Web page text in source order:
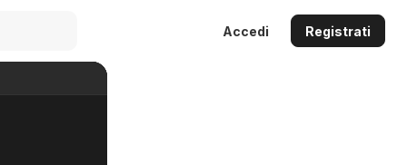
Accedi Registrati